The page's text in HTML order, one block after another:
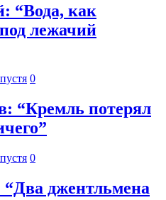
“Вода, как
лежачий
0
“Кремль потерял
0
джентльмена